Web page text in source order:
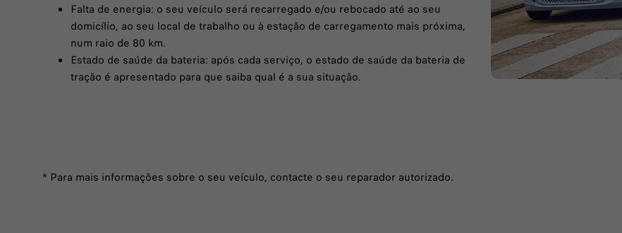
Falta de energia: o seu veículo será recarregado e/ou rebocado até ao seu
domicílio, ao seu local de trabalho ou à estação de carregamento mais próxima,
num raio de 80 km.
Estado de saúde da bateria: após cada serviço, o estado de saúde da bateria de
tração é apresentado para que saiba qual é a sua situação.
* Para mais informações sobre o seu veículo, contacte o seu reparador autorizado.